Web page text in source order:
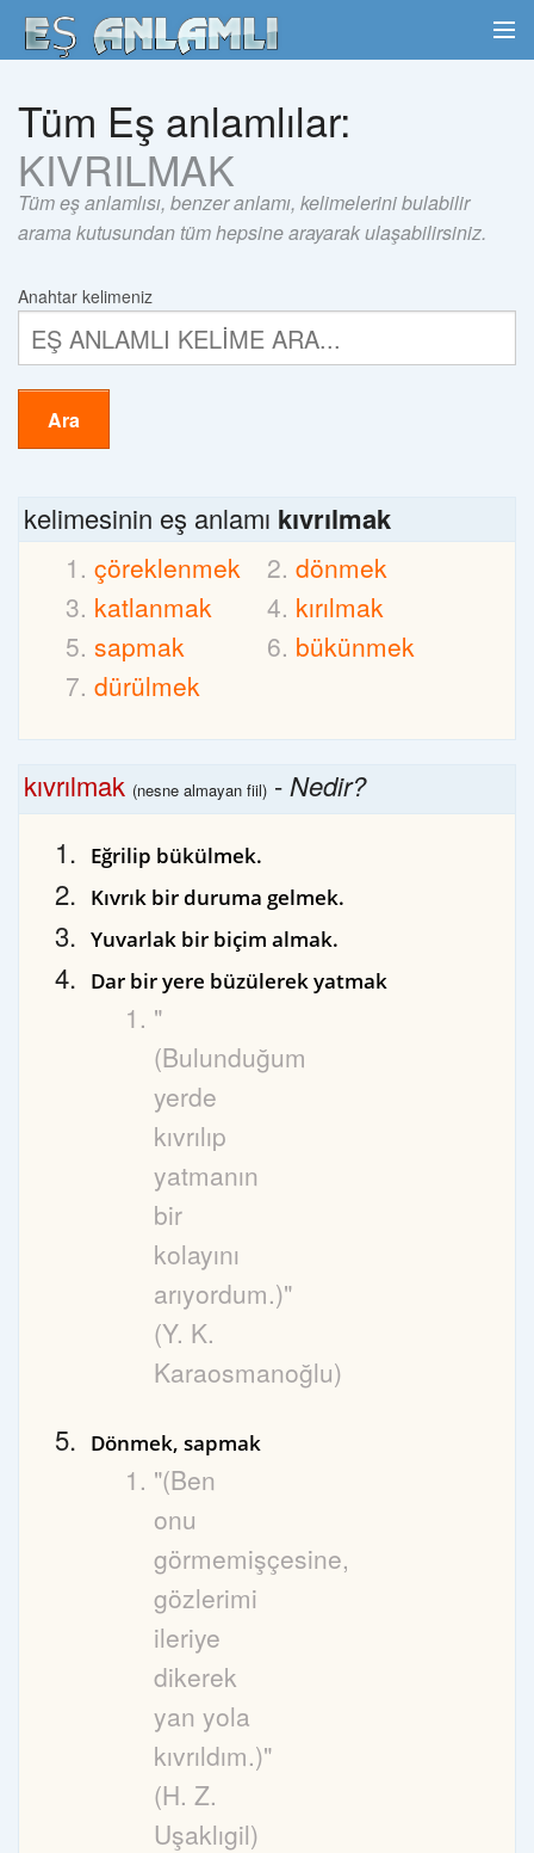
Tüm Eş anlamlılar:
KIVRILMAK
Tüm eş anlamlısı, benzer anlamı, kelimelerini bulabilir
arama kutusundan tüm hepsine arayarak ulaşabilirsiniz.
Anahtar kelimeniz
Ara
kelimesinin eş anlamı kıvrılmak
çöreklenmek
dönmek
katlanmak
kırılmak
sapmak
bükünmek
dürülmek
kıvrılmak (nesne almayan fiil) -Nedir?
Eğrilip bükülmek.
Kıvrık bir duruma gelmek.
Yuvarlak bir biçim almak.
Dar bir yere büzülerek yatmak
"
(Bulunduğum
yerde
kıvrılıp
yatmanın
bir
kolayını
arıyordum.)"
(Y. K.
Karaosmanoğlu)
Dönmek, sapmak
"(Ben
onu
görmemişçesine,
gözlerimi
ileriye
dikerek
yan yola
kıvrıldım.)"
(H. Z.
Uşaklıgil)